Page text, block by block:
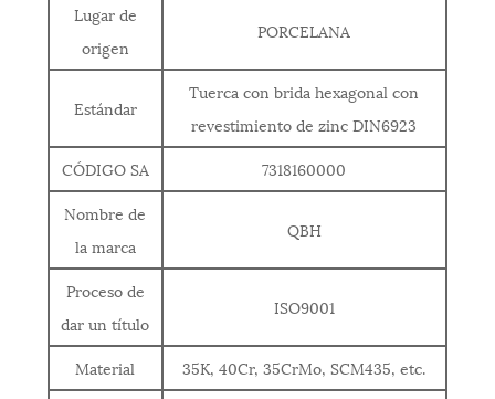
Lugar de
origen
PORCELANA
Estándar
Tuerca con brida hexagonal con
revestimiento de zinc DIN6923
CÓDIGO SA
7318160000
Nombre de
la marca
QBH
Proceso de
dar un título
ISO9001
Material 35K, 40Cr, 35CrMo, SCM435, etc.